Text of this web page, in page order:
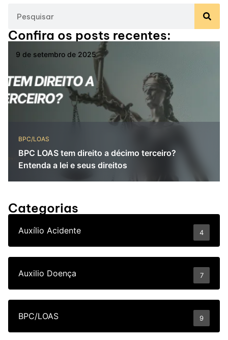
Confira os posts recentes:
9 de setembro de 2025
BPC/LOAS
BPC LOAS tem direito a décimo terceiro?
Entenda a lei e seus direitos
Categorias
Auxílio Acidente 4
Auxilio Doença 7
BPC/LOAS 9